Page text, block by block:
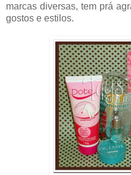
marcas diversas, tem prá
gostos e estilos.